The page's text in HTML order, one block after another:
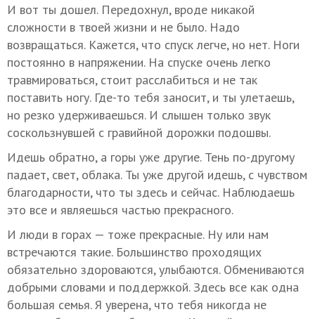
И вот ты дошел. Передохнул, вроде никакой
сложности в твоей жизни и не было. Надо
возвращаться. Кажется, что спуск легче, но нет. Ноги
постоянно в напряжении. На спуске очень легко
травмироваться, стоит расслабиться и не так
поставить ногу. Где-то тебя заносит, и ты улетаешь,
но резко удерживаешься. И слышен только звук
соскользнувшей с гравийной дорожки подошвы.
Идешь обратно, а горы уже другие. Тень по-другому
падает, свет, облака. Ты уже другой идешь, с чувством
благодарности, что ты здесь и сейчас. Наблюдаешь
это все и являешься частью прекрасного.
И люди в горах — тоже прекрасные. Ну или нам
встречаются такие. Большинство проходящих
обязательно здороваются, улыбаются. Обмениваются
добрыми словами и поддержкой. Здесь все как одна
большая семья. Я уверена, что тебя никогда не